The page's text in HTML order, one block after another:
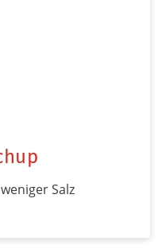
Salz